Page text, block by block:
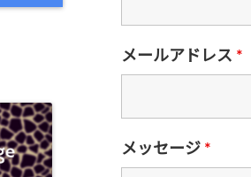
メールアドレス *
メッセージ *